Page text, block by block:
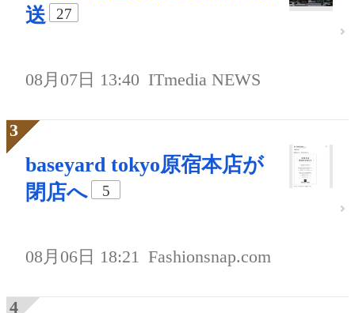
送
27
08月07日 13:40 ITmedia NEWS
baseyard tokyo原宿本店が
閉店へ
5
08月06日 18:21 Fashionsnap.com